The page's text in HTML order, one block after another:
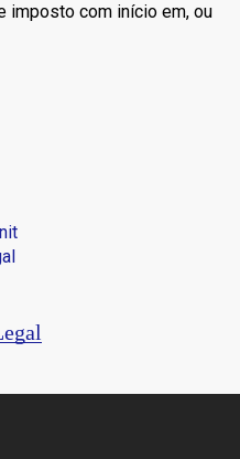
imposto com início em, ou